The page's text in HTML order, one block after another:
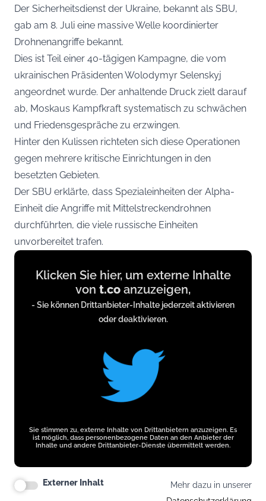
Der Sicherheitsdienst der Ukraine, bekannt als SBU,
gab am 8. Juli eine massive Welle koordinierter
Drohnenangriffe bekannt.
Dies ist Teil einer 40-tägigen Kampagne, die vom
ukrainischen Präsidenten Wolodymyr Selenskyj
angeordnet wurde. Der anhaltende Druck zielt darauf
ab, Moskaus Kampfkraft systematisch zu schwächen
und Friedensgespräche zu erzwingen.
Hinter den Kulissen richteten sich diese Operationen
gegen mehrere kritische Einrichtungen in den
besetzten Gebieten.
Der SBU erklärte, dass Spezialeinheiten der Alpha-
Einheit die Angriffe mit Mittelstreckendrohnen
durchführten, die viele russische Einheiten
unvorbereitet trafen.
Display
contentKlicken Sie hier, um externe Inhalte
von t.co anzuzeigen,
- Sie können Drittanbieter-Inhalte jederzeit aktivieren
oder deaktivieren.
Sie stimmen zu, externe Inhalte von Drittanbietern anzuzeigen. Es
ist möglich, dass personenbezogene Daten an den Anbieter der
Inhalte und andere Drittanbieter-Dienste übermittelt werden.
Externer Inhalt
Mehr dazu in unserer